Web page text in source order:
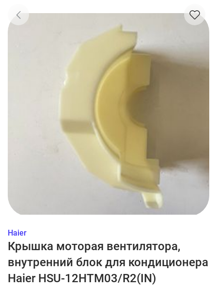
Haier
Крышка моторая вентилятора,
внутренний блок для кондиционера
Haier HSU-12HTM03/R2(IN)